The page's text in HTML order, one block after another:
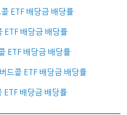
ETF 배당금 배당률
ETF 배당금 배당률
ETF 배당금 배당률
콜 ETF 배당금 배당률
배당금 배당률